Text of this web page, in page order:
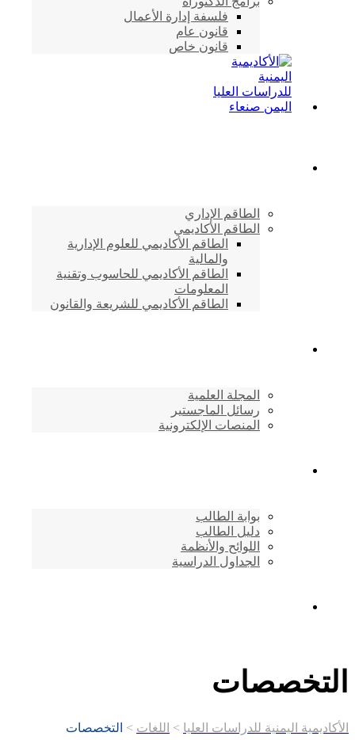
فلسفة إدارة الأعمال
قانون عام
قانون خاص
الطاقم الأكاديمي
الطاقم الإداري
الطاقم الأكاديمي
الطاقم الأكاديمي للعلوم الإدارية
الطاقم الأكاديمي للحاسوب وتقنية
المعلومات
الطاقم الأكاديمي للشريعة والقانون
دراسات وابحاث
المجلة العلمية
رسائل الماجستير
المنصات الإلكترونية
شئون الطلاب
بوابة الطالب
دليل الطالب
اللوائح والأنظمة
الجداول الدراسية
إتصـــل بنــا …
اليمنية للدراسات العليا>اللغات > التخصصات